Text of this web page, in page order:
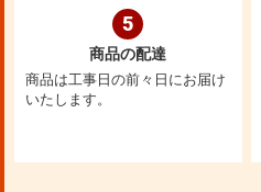
5
商品の配達
商品は工事日の前々日にお届け
いたします。